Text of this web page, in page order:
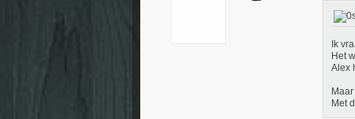
Ik
Het
Alex
Met